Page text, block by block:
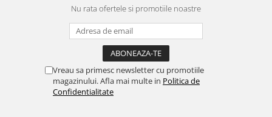
Nu rata ofertele si promotiile noastre
Vreau sa primesc newsletter cu promotiile
magazinului. Afla mai multe in Politica de
Confidentialitate